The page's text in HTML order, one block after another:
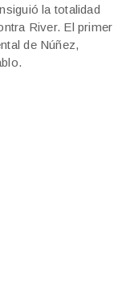
la totalidad
River. El primer
de Núñez,